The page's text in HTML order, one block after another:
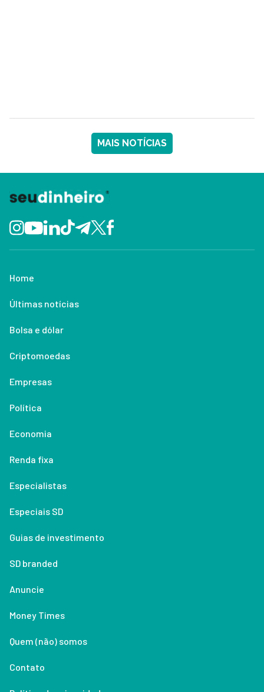
MAIS NOTÍCIAS
Home
Últimas notícias
Bolsa e dólar
Criptomoedas
Empresas
Política
Economia
Renda fixa
Especialistas
Especiais SD
Guias de investimento
SD branded
Anuncie
Money Times
Quem (não) somos
Contato